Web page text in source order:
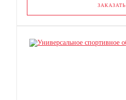
ЗАКАЗАТЬ